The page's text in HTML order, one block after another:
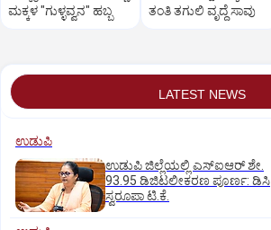
ಮಕ್ಕಳ "ಗುಳ್ಳವ್ವನ" ಹಬ್ಬ
ತಂತಿ ತಗುಲಿ ವೃದ್ಧೆ ಸಾವು
LATEST NEWS
ಉಡುಪಿ
ಉಡುಪಿ ಜಿಲ್ಲೆಯಲ್ಲಿ ಎಸ್‌ಐಆರ್‌ ಶೇ.
93.95 ಡಿಜಿಟಲೀಕರಣ ಪೂರ್ಣ: ಡಿಸಿ
ಸ್ವರೂಪಾ ಟಿ.ಕೆ.